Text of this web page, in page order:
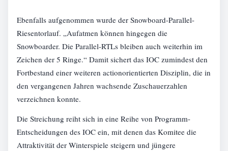
Ebenfalls aufgenommen wurde der Snowboard-Parallel-
Riesentorlauf. „Aufatmen können hingegen die
Snowboarder. Die Parallel-RTLs bleiben auch weiterhin im
Zeichen der 5 Ringe.“ Damit sichert das IOC zumindest den
Fortbestand einer weiteren actionorientierten Disziplin, die in
den vergangenen Jahren wachsende Zuschauerzahlen
verzeichnen konnte.
Die Streichung reiht sich in eine Reihe von Programm-
Entscheidungen des IOC ein, mit denen das Komitee die
Attraktivität der Winterspiele steigern und jüngere